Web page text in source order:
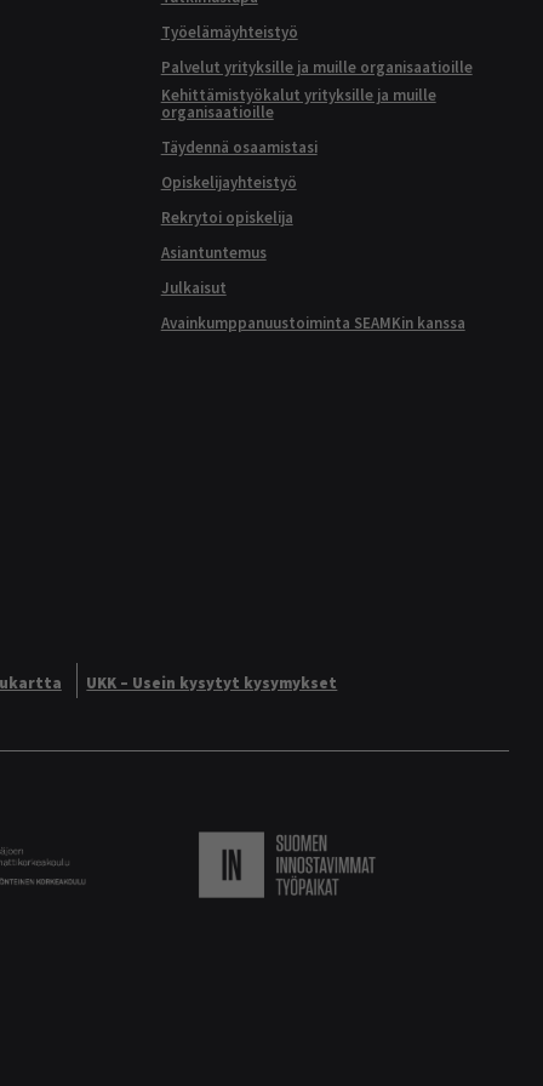
Työelämäyhteistyö
Palvelut yrityksille ja muille organisaatioille
Kehittämistyökalut yrityksille ja muille
organisaatioille
Täydennä osaamistasi
Opiskelijayhteistyö
Rekrytoi opiskelija
Asiantuntemus
Julkaisut
Avainkumppanuustoiminta SEAMKin kanssa
UKK – Usein kysytyt kysymykset
Logo Suomen innostavimmat